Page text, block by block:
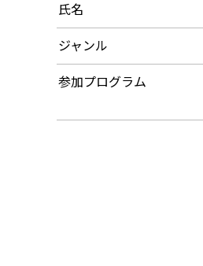
氏名
ジャンル
参加プログラム